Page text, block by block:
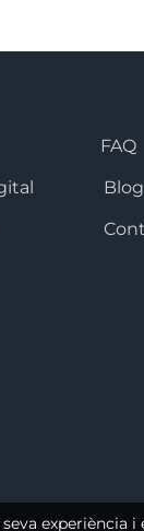
FAQ
Blog
experiència i